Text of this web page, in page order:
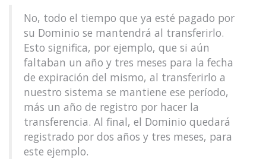
No, todo el tiempo que ya esté pagado por
su Dominio se mantendrá al transferirlo.
Esto significa, por ejemplo, que si aún
faltaban un año y tres meses para la fecha
de expiración del mismo, al transferirlo a
nuestro sistema se mantiene ese período,
más un año de registro por hacer la
transferencia. Al final, el Dominio quedará
registrado por dos años y tres meses, para
este ejemplo.